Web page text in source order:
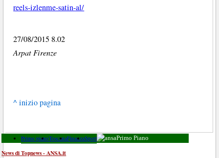
reels-izlenme-satin-al/
27/08/2015 8.02
Arpat Firenze
^ inizio pagina
Primo pianoToscanaFinanzaSport Primo Piano
News di Topnews - ANSA.it